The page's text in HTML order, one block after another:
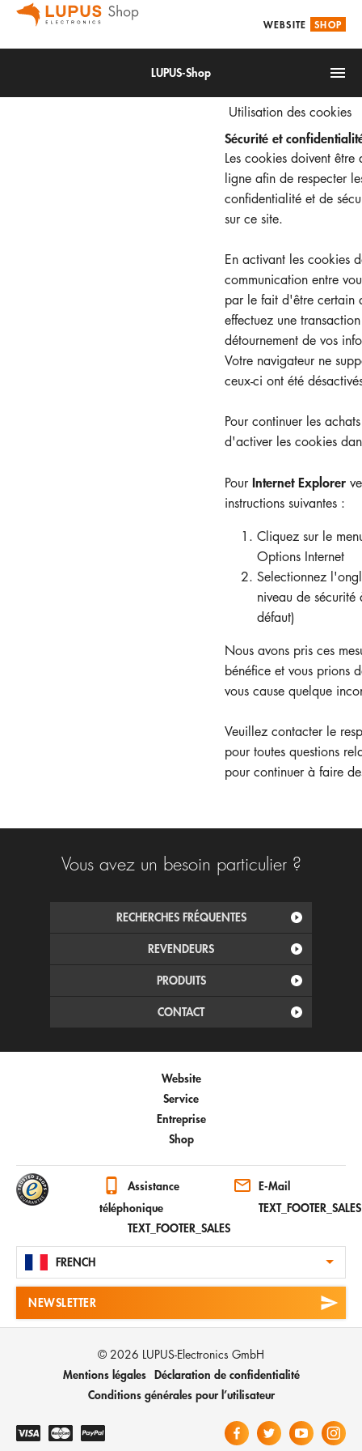
WEBSITE SHOP
LUPUS-Shop
Alarm & Smarthome
Video surveillance
E-Mail
Utilisation des cookies
Sécurité et
Les cookies doivent
ligne afin de respecter
confidentialité et de
sur ce site.
En activant les cookies
communication entre
par le fait d'être certain
effectuez une
détournement de vos
Votre navigateur ne
ceux-ci ont été
Pour continuer les
d'activer les cookies
Pour Internet Explorer
instructions suivantes :
Cliquez sur le
Options Internet
Selectionnez
niveau de
défaut)
Nous avons pris ces
bénéfice et vous prions
vous cause quelque
Veuillez contacter le
pour toutes questions
pour continuer à faire
Vous avez un besoin particulier ?
RECHERCHES FRÉQUENTES
REVENDEURS
PRODUITS
CONTACT
Website
Service
Entreprise
Shop
Assistance
téléphonique
TEXT_FOOTER_SALES
E-Mail
TEXT_FOOTER_SALES
FRENCH
NEWSLETTER
© 2026 LUPUS-Electronics GmbH
Mentions légales Déclaration de confidentialité
Conditions générales pour l’utilisateur